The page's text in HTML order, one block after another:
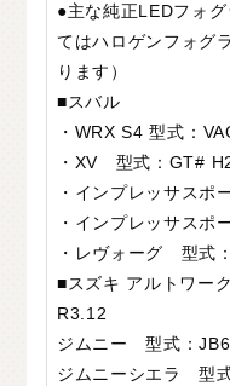
●主な純正LEDフォ
てはハロゲンフォグ
ります）
■スバル
・WRX S4 型式：
・XV 型式：GT#
・インプレッサス
・インプレッサスポ
・レヴォーグ 型式
■スズキ アルトワー
R3.12
ジムニー 型式：
ジムニーシエラ 型